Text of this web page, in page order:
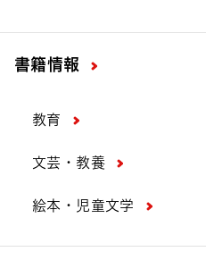
書籍情報
教育
文芸・教養
絵本・児童文学